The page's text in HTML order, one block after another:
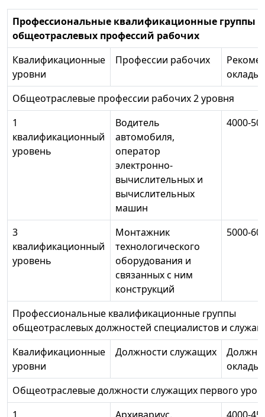
Профессиональные квалификационные группы
общеотраслевых профессий рабочих
Квалификационные
уровни
Профессии рабочих
оклады,
Общеотраслевые профессии рабочих 2 уровня
1
квалификационный
уровень
Водитель
автомобиля,
оператор
электронно-
вычислительных и
вычислительных
машин
4000-
3
квалификационный
уровень
Монтажник
технологического
оборудования и
связанных с ним
конструкций
5000-
Профессиональные квалификационные группы
общеотраслевых должностей специалистов и
Квалификационные
уровни
Должности служащих
оклады,
Общеотраслевые должности служащих первого